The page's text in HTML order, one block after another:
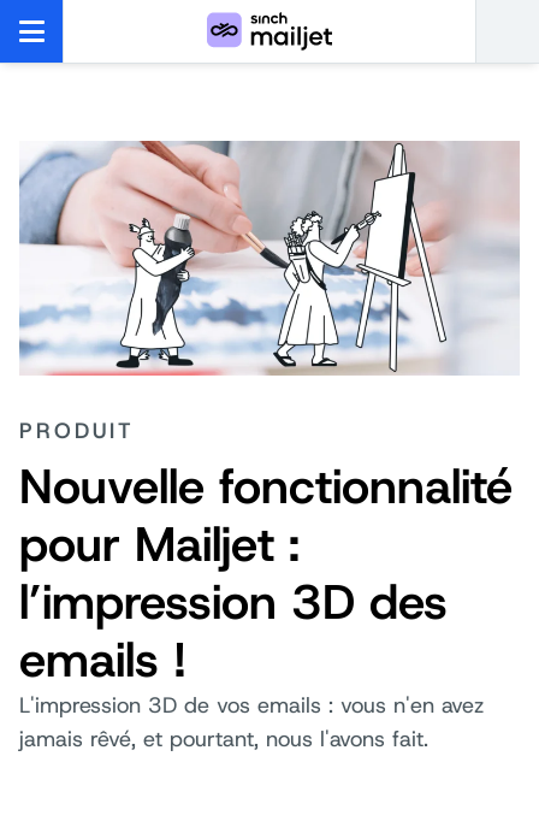
PRODUIT
Nouvelle fonctionnalité
pour Mailjet :
l’impression 3D des
emails !
L'impression 3D de vos emails : vous n'en avez
jamais rêvé, et pourtant, nous l'avons fait.